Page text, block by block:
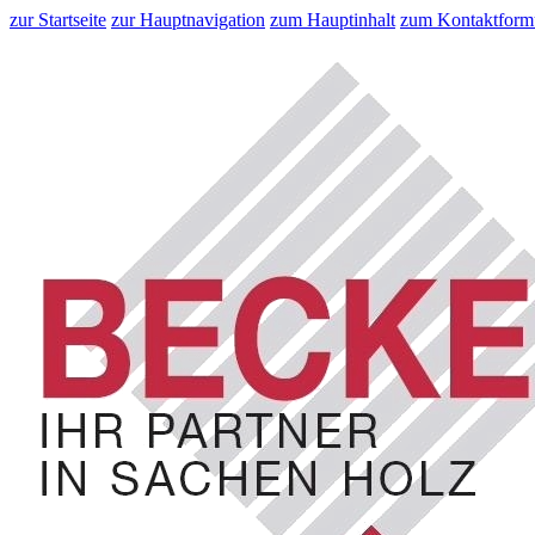
zur Startseite zur Hauptnavigation zum Hauptinhalt zum